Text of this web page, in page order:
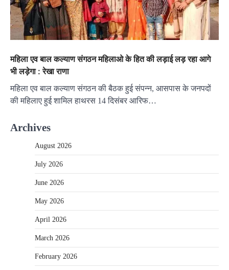
महिला एव बाल कल्याण संगठन महिलाओ के हित की लड़ाई लड़ रहा आगे
भी लड़ेगा : रेखा राणा
महिला एव बाल कल्याण संगठन की बैठक हुई संपन्न, आसपास के जनपदों
की महिलाए हुई शामिल हाथरस 14 दिसंबर आरिफ…
Archives
August 2026
July 2026
June 2026
May 2026
April 2026
March 2026
February 2026